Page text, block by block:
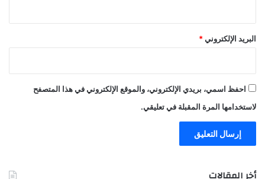
البريد الإلكتروني *
احفظ اسمي، بريدي الإلكتروني، والموقع الإلكتروني في هذا المتصفح
لاستخدامها المرة المقبلة في تعليقي.